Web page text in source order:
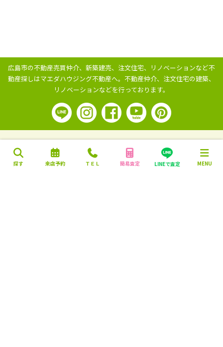
探す 来店予約 ＴＥＬ 簡易査定 LINEで査定 MENU
広島市の不動産売買仲介、新築建売、注文住宅、リノベーションなど不
動産探しはマエダハウジング不動産へ。 不動産仲介、注文住宅の建築、
リノベーションなどを行っております。